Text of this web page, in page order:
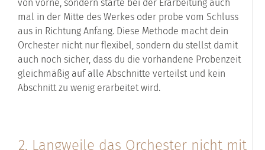
von vorne, sondern starte bei der Erarbeitung auch
mal in der Mitte des Werkes oder probe vom Schluss
aus in Richtung Anfang. Diese Methode macht dein
Orchester nicht nur flexibel, sondern du stellst damit
auch noch sicher, dass du die vorhandene Probenzeit
gleichmäßig auf alle Abschnitte verteilst und kein
Abschnitt zu wenig erarbeitet wird.
2. Langweile das Orchester nicht mit